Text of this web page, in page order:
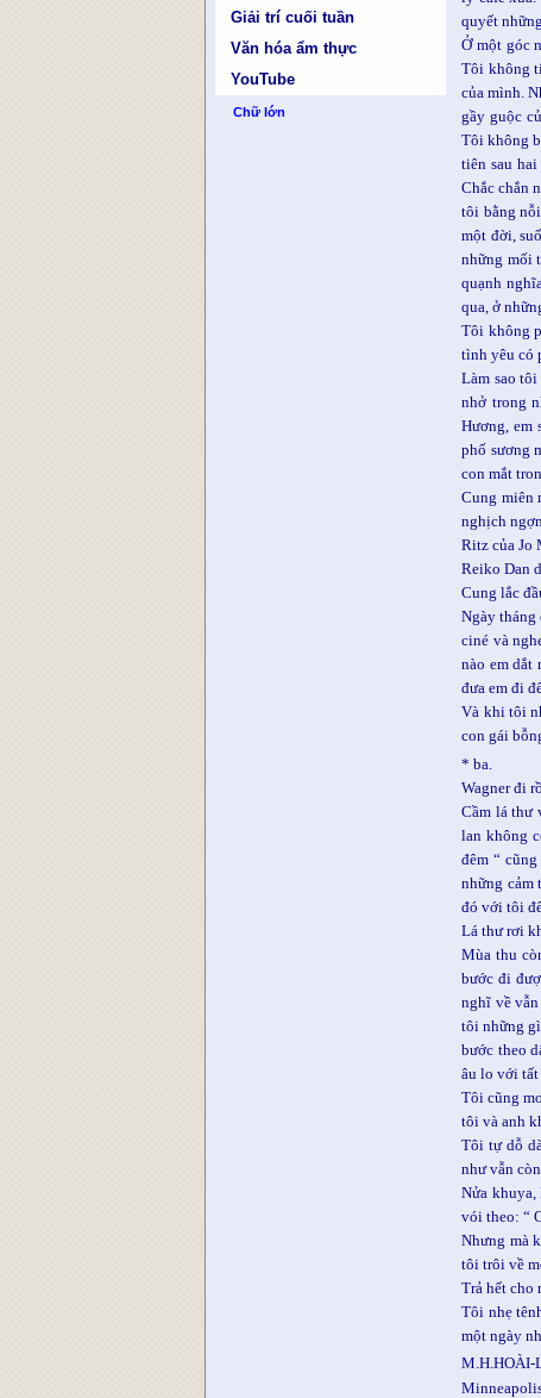
Giải trí cuối tuần
Văn hóa ẩm thực
YouTube
Chữ lớn
quyết
Ở một góc
Tôi không
của mình.
gầy guộc
Tôi không
tiên sau
Chắc chắn
tôi bằng
một đời,
những mối
quạnh
qua, ở
Tôi không
tình yêu có
Làm sao
nhở trong
Hương, em
phố sương
con mắt
Cung miên
nghịch
Ritz của Jo
Reiko Dan
Cung lắc
Ngày
ciné và
nào em dắt
đưa em đi
Và khi tôi
con gái
* ba.
Wagner đi
Cầm lá thư
lan không
đêm “
những cảm
đó với tôi
Lá thư rơi
Mùa thu
bước đi
nghĩ về
tôi những
bước theo
âu lo với tất
Tôi cũng
tôi và anh
Tôi tự dỗ
như vẫn còn
Nửa
vói theo: “
Nhưng mà
tôi trôi về
Trả hết cho
Tôi nhẹ
một ngày
M.H.HOÀI-